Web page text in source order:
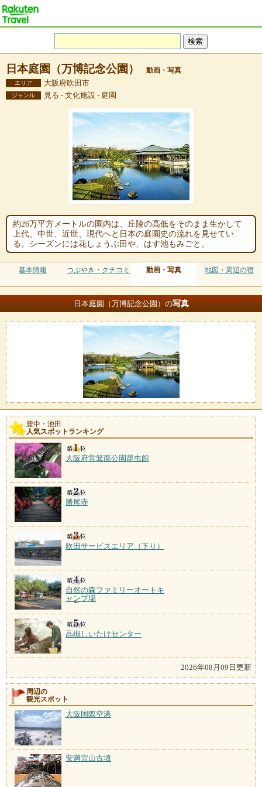
日本庭園（万博記念公園） 動画・写真
エリア 大阪府吹田市
ジャンル 見る - 文化施設 - 庭園
約26万平方メートルの園内は、丘陵の高低をそのまま生かして
上代、中世、近世、現代へと日本の庭園史の流れを見せてい
る。シーズンには花しょうぶ田や、はす池もみごと。
基本情報 つぶやき・クチコミ 動画・写真 地図・周辺の宿
日本庭園（万博記念公園）の写真
豊中・池田
人気スポットランキング
大阪府営箕面公園昆虫館
勝尾寺
吹田サービスエリア（下り）
自然の森ファミリーオートキ
ャンプ場
高槻しいたけセンター
2026年08月09日更新
周辺の
観光スポット
大阪国際空港
安満宮山古墳